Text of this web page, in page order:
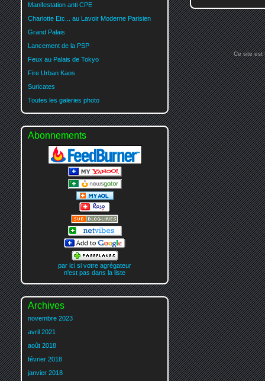
Manifestation anti CPE
Charlotte Etc... au Lavoir Moderne Parisien
Grand Palais
Lancement de la PSP
Feux au Palais de Tokyo
Fire Urban Kaos
Suricates
Toutes les galeries photo
Abonnements
par ici si votre agrégateur
n'est pas dans la liste
Archives
novembre 2023
avril 2021
août 2018
février 2018
janvier 2018
Ce site est